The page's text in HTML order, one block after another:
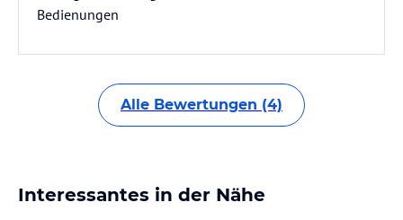
Bedienungen
Alle Bewertungen (4)
Interessantes in der Nähe